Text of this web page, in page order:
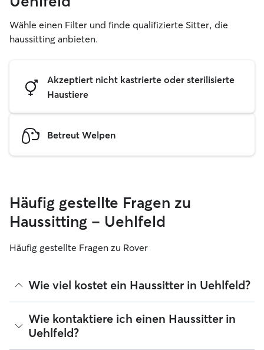
Wähle einen Filter und finde qualifizierte Sitter, die
haussitting anbieten.
Akzeptiert nicht kastrierte oder sterilisierte
Haustiere
Betreut Welpen
Häufig gestellte Fragen zu
Haussitting – Uehlfeld
Häufig gestellte Fragen zu Rover
Wie viel kostet ein Haussitter in Uehlfeld?
Haussitter können ihre Preise bei Rover frei festlegen. Die
durchschnittlichen Kosten für einen Rover-Haussitter in
Uehlfeld betragen seit August 2026 etwa 25 pro Nacht,
einschließlich der Servicegebühren von Rover. Der Preis
Wie kontaktiere ich einen Haussitter in
Uehlfeld?